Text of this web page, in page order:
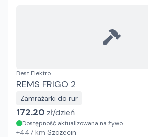
Best Elektro
REMS FRIGO 2
Zamrażarki do rur
172.20 zł/dzień
Dostępność aktualizowana na żywo
+447 km Szczecin